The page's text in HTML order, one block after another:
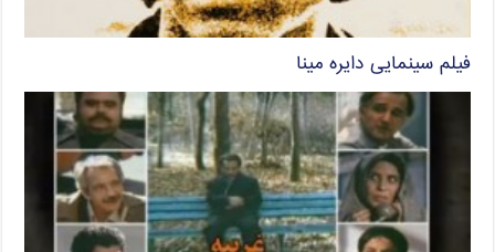
فیلم سینمایی دایره مینا